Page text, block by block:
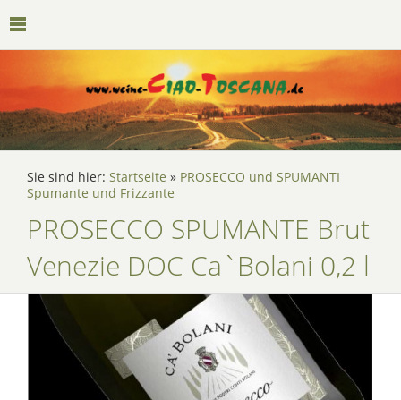
Sie sind hier: Startseite » PROSECCO und SPUMANTI
Spumante und Frizzante
PROSECCO SPUMANTE Brut
Venezie DOC Ca`Bolani 0,2 l